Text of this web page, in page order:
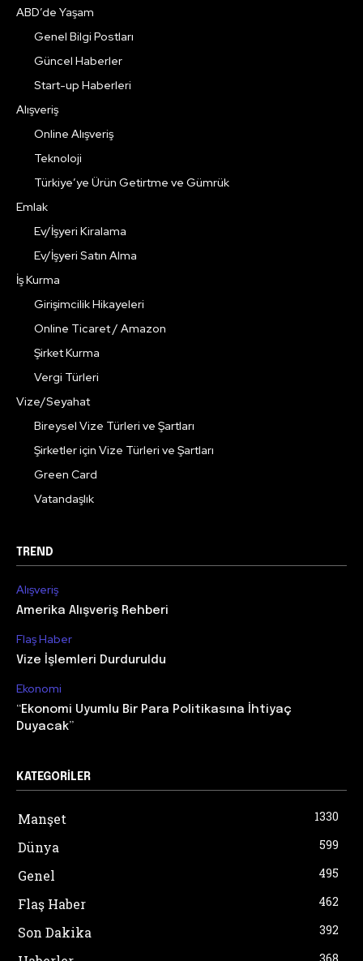
ABD’de Yaşam
Genel Bilgi Postları
Güncel Haberler
Start-up Haberleri
Alışveriş
Online Alışveriş
Teknoloji
Türkiye’ye Ürün Getirtme ve Gümrük
Emlak
Ev/İşyeri Kiralama
Ev/İşyeri Satın Alma
İş Kurma
Girişimcilik Hikayeleri
Online Ticaret / Amazon
Şirket Kurma
Vergi Türleri
Vize/Seyahat
Bireysel Vize Türleri ve Şartları
Şirketler için Vize Türleri ve Şartları
Green Card
Vatandaşlık
TREND
Alışveriş
Amerika Alışveriş Rehberi
Flaş Haber
Vize İşlemleri Durduruldu
Ekonomi
“Ekonomi Uyumlu Bir Para Politikasına İhtiyaç
Duyacak”
KATEGORILER
Manşet 1330
Dünya 599
Genel 495
Flaş Haber 462
Son Dakika 392